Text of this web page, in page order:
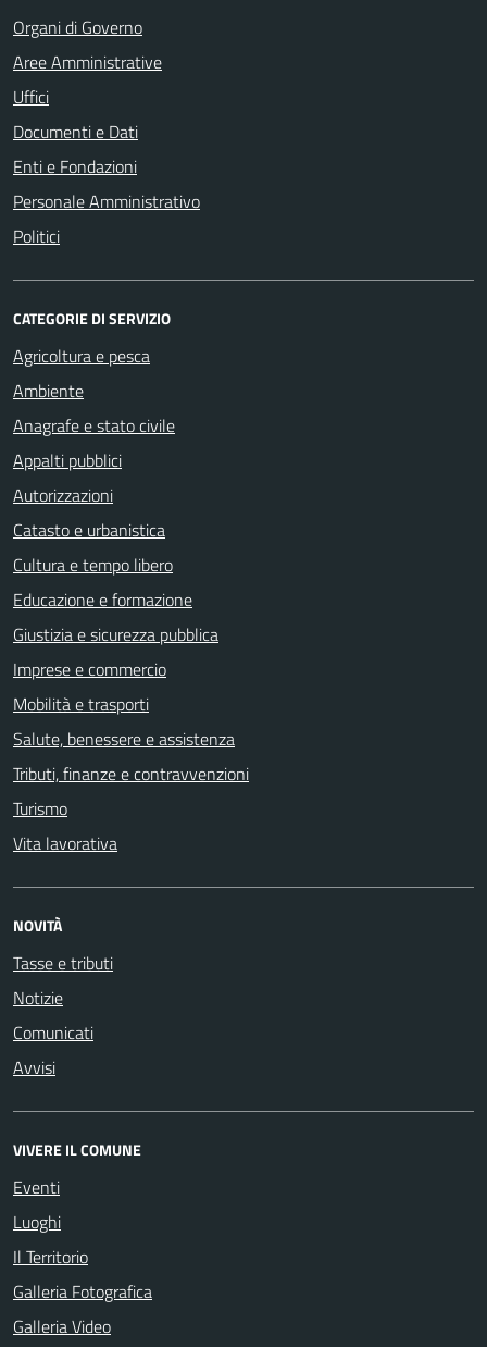
Organi di Governo
Aree Amministrative
Uffici
Documenti e Dati
Enti e Fondazioni
Personale Amministrativo
Politici
CATEGORIE DI SERVIZIO
Agricoltura e pesca
Ambiente
Anagrafe e stato civile
Appalti pubblici
Autorizzazioni
Catasto e urbanistica
Cultura e tempo libero
Educazione e formazione
Giustizia e sicurezza pubblica
Imprese e commercio
Mobilità e trasporti
Salute, benessere e assistenza
Tributi, finanze e contravvenzioni
Turismo
Vita lavorativa
NOVITÀ
Tasse e tributi
Notizie
Comunicati
Avvisi
VIVERE IL COMUNE
Eventi
Luoghi
Il Territorio
Galleria Fotografica
Galleria Video